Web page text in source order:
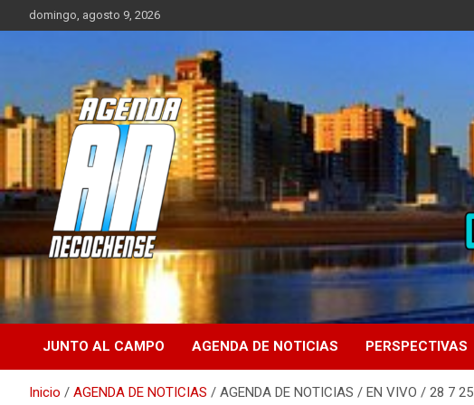
al
domingo, agosto 9, 2026
AGENDA
NECOCHENSE
Sitio de Noticias de Necochea y zona
JUNTO AL CAMPO AGENDA DE NOTICIAS PERSPECTIVAS
Inicio AGENDA DE NOTICIAS AGENDA DE NOTICIAS / EN VIVO / 28 7 25